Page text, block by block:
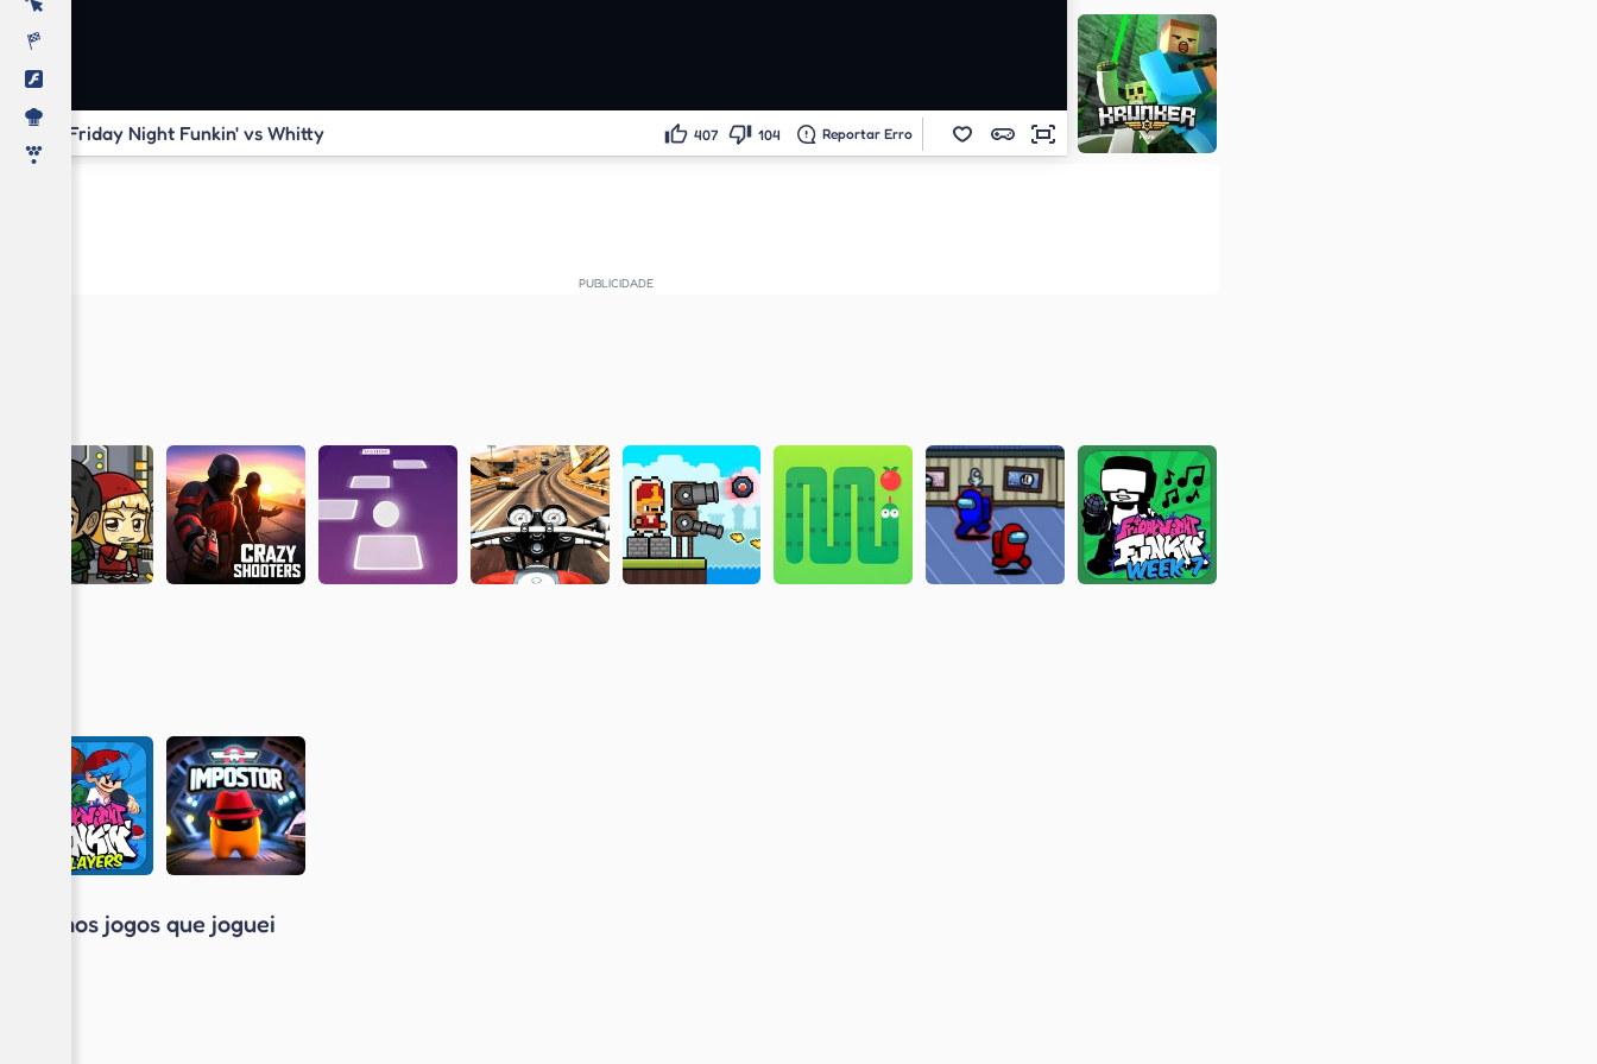
Friday Night Funkin' vs Whitty 407 104 Reportar Erro
Últimos jogos que joguei